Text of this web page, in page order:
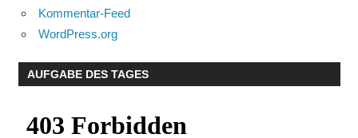
Kommentar-Feed
WordPress.org
AUFGABE DES TAGES